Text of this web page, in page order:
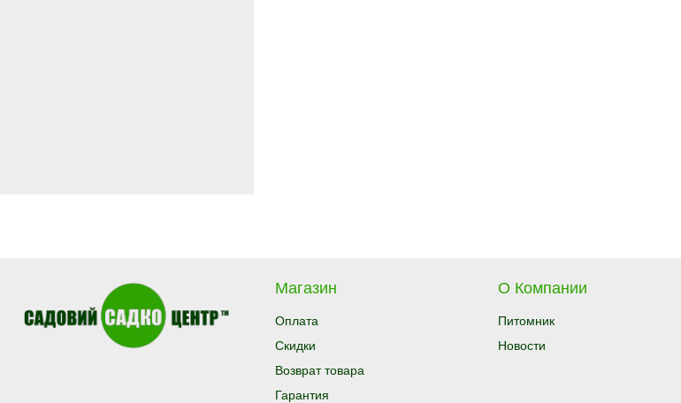
Магазин
Оплата
Скидки
Возврат товара
Гарантия
О Компании
Питомник
Новости